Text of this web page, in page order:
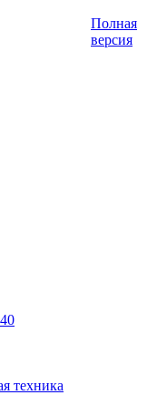
Полная
версия
техника